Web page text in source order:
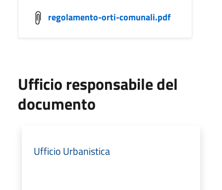
regolamento-orti-comunali.pdf
Ufficio responsabile del
documento
Ufficio Urbanistica